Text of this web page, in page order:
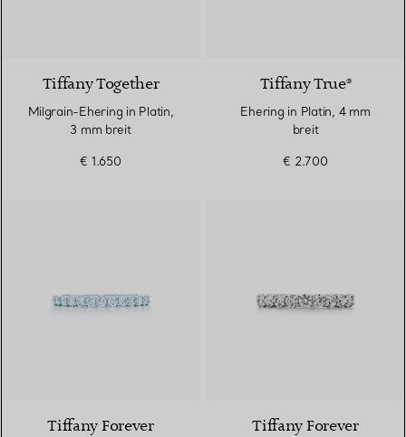
Tiffany Together
Milgrain-Ehering in Platin,
3 mm breit
€ 1.650
Tiffany True®
Ehering in Platin, 4 mm
breit
€ 2.700
Tiffany Forever Tiffany Forever